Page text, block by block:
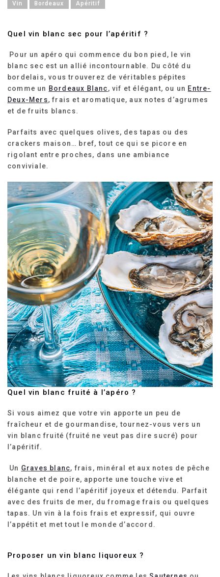
Vin Bordeaux Apéritif
Quel vin blanc sec pour l’apéritif ?
Pour un apéro qui commence du bon pied, le vin
blanc sec est un allié incontournable. Du côté du
bordelais, vous trouverez de véritables pépites
comme un Bordeaux Blanc, vif et élégant, ou un Entre-
Deux-Mers, frais et aromatique, aux notes d’agrumes
et de fruits blancs.
Parfaits avec quelques olives, des tapas ou des
crackers maison… bref, tout ce qui se picore en
rigolant entre proches, dans une ambiance
conviviale.
Quel vin blanc fruité à l’apéro ?
Si vous aimez que votre vin apporte un peu de
fraîcheur et de gourmandise, tournez-vous vers un
vin blanc fruité (fruité ne veut pas dire sucré) pour
l’apéritif.
Un Graves blanc, frais, minéral et aux notes de pêche
blanche et de poire, apporte une touche vive et
élégante qui rend l’apéritif joyeux et détendu. Parfait
avec des fruits de mer, du fromage frais ou quelques
tapas. Un vin à la fois frais et expressif, qui ouvre
l’appétit et met tout le monde d’accord.
Proposer un vin blanc liquoreux ?